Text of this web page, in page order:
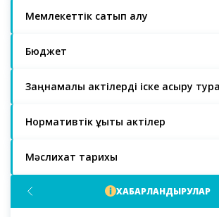
Мемлекеттік сатып алу
Бюджет
Заңнамалық актілерді іске асыру
Нормативтік құқықтық актілер
Мәслихат тарихы
ХАБАРЛАНДЫРУЛАР